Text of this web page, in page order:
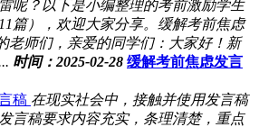
呢？以下是小编整理的考前激励学生
篇），欢迎大家分享。缓解考前焦虑
老师们，亲爱的同学们：大家好！新
时间：2025-02-28 缓解考前焦虑发言
稿 在现实社会中，接触并使用发言稿
言稿要求内容充实，条理清楚，重点